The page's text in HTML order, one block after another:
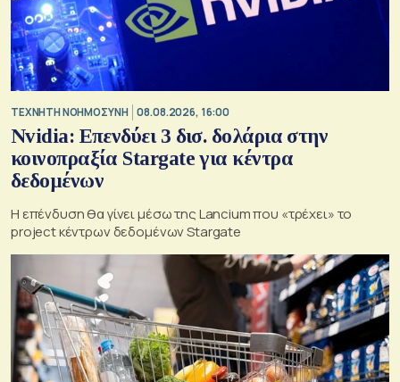
TΕΧΝΗΤΗ ΝΟΗΜΟΣΥΝΗ 08.08.2026, 16:00
Nvidia: Επενδύει 3 δισ. δολάρια στην
κοινοπραξία Stargate για κέντρα
δεδομένων
Η επένδυση θα γίνει μέσω της Lancium που «τρέχει» το
project κέντρων δεδομένων Stargate